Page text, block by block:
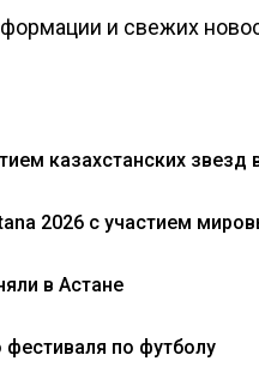
и свежих
казахстанских звезд
2026 с участием
в Астане
фестиваля по футболу